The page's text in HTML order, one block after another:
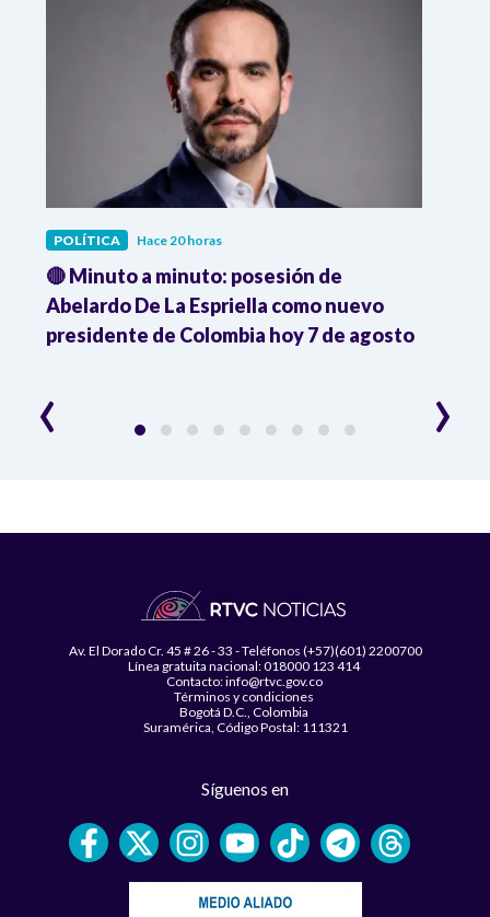
POLÍTICA Hace 20 horas
🔴 Minuto a minuto: posesión de
Abelardo De La Espriella como nuevo
presidente de Colombia hoy 7 de agosto
‹ ›
Av. El Dorado Cr. 45 # 26 - 33 - Teléfonos (+57)(601) 2200700
Línea gratuita nacional: 018000 123 414
Contacto: info@rtvc.gov.co
Términos y condiciones
Bogotá D.C., Colombia
Suramérica, Código Postal: 111321
Síguenos en